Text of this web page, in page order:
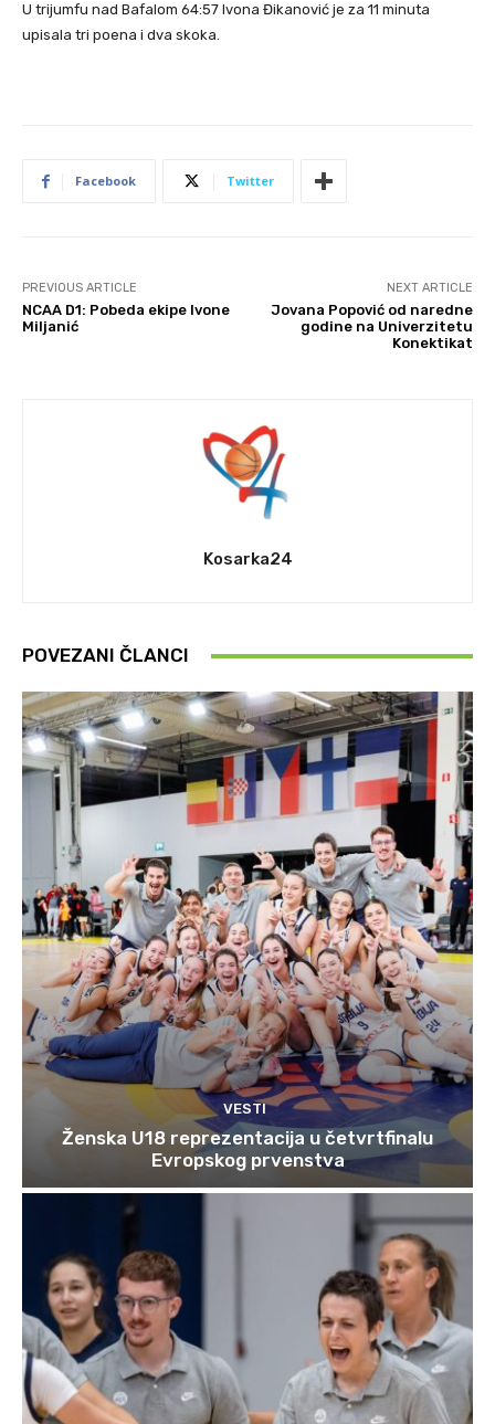
U trijumfu nad Bafalom 64:57 Ivona Đikanović je za 11 minuta
upisala tri poena i dva skoka.
Facebook Twitter
PREVIOUS ARTICLE
NCAA D1: Pobeda ekipe Ivone
Miljanić
NEXT ARTICLE
Jovana Popović od naredne
godine na Univerzitetu
Konektikat
Kosarka24
POVEZANI ČLANCI
VESTI
Ženska U18 reprezentacija u četvrtfinalu
Evropskog prvenstva